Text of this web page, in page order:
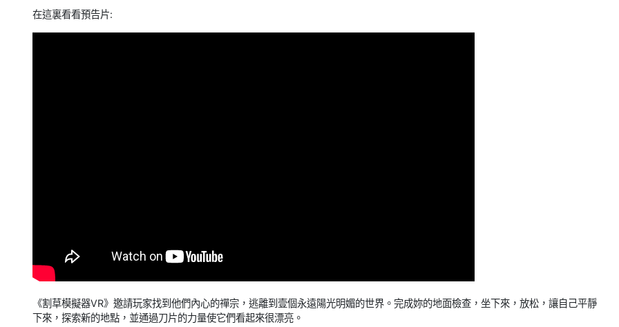
在這裏看看預告片:
《割草模擬器VR》邀請玩家找到他們內心的禪宗，逃離到壹個永遠陽光明媚的世界。完成妳的地面檢查，坐下來，放松，讓自己平靜
下來，探索新的地點，並通過刀片的力量使它們看起來很漂亮。